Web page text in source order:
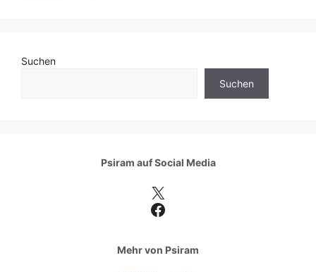
Suchen
Suchen
Psiram aufSocial Media
X
Facebook
Mehr von Psiram